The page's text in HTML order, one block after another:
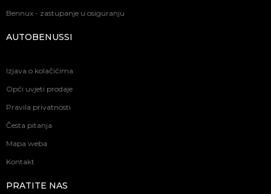
Bennux - zastupanje u osiguranju
AUTOBENUSSI
Izjava o kolačićima
Opći uvjeti prodaje
Pravila privatnosti
Česta pitanja
Mapa weba
Kontakt
PRATITE NAS